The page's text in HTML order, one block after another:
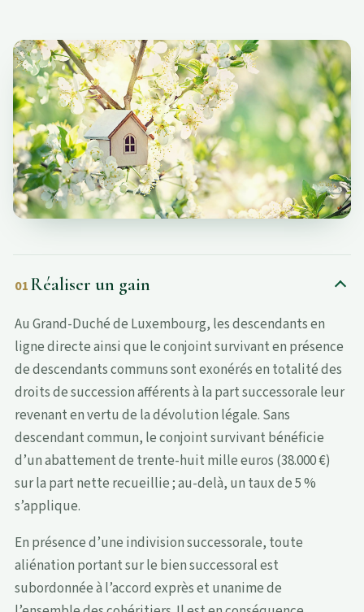
01Réaliser un gain
Au Grand-Duché de Luxembourg, les descendants en
ligne directe ainsi que le conjoint survivant en présence
de descendants communs sont exonérés en totalité des
droits de succession afférents à la part successorale leur
revenant en vertu de la dévolution légale. Sans
descendant commun, le conjoint survivant bénéficie
d’un abattement de trente-huit mille euros (38.000 €)
sur la part nette recueillie ; au-delà, un taux de 5 %
s’applique.
En présence d’une indivision successorale, toute
aliénation portant sur le bien successoral est
subordonnée à l’accord exprès et unanime de